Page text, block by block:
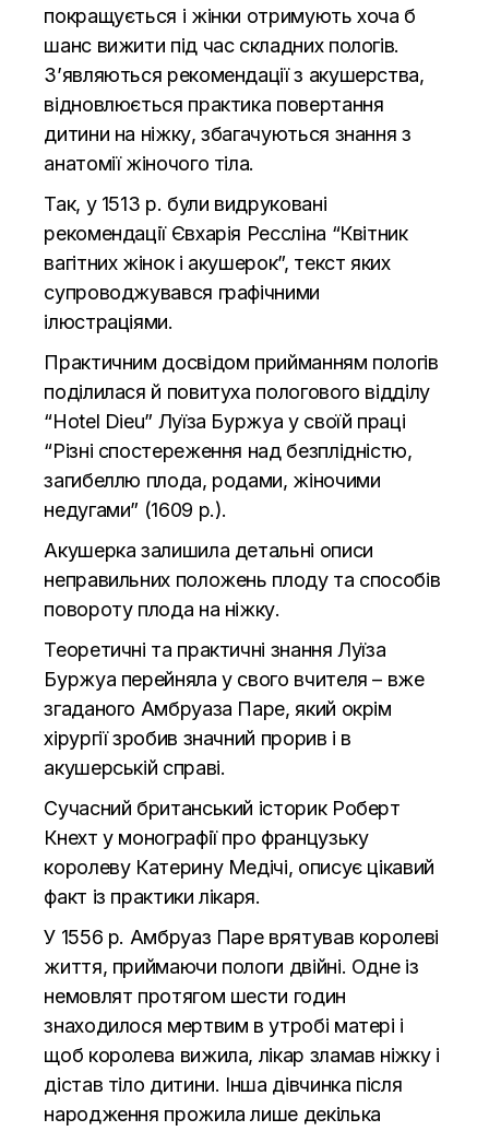
покращується і жінки отримують хоча б
шанс вижити під час складних пологів.
З’являються рекомендації з акушерства,
відновлюється практика повертання
дитини на ніжку, збагачуються знання з
анатомії жіночого тіла.
Так, у 1513 р. були видруковані
рекомендації Євхарія Рессліна “Квітник
вагітних жінок і акушерок”, текст яких
супроводжувався графічними
ілюстраціями.
Практичним досвідом прийманням пологів
поділилася й повитуха пологового відділу
“Hоtel Dieu” Луїза Буржуа у своїй праці
“Різні спостереження над безплідністю,
загибеллю плода, родами, жіночими
недугами” (1609 р.).
Акушерка залишила детальні описи
неправильних положень плоду та способів
повороту плода на ніжку.
Теоретичні та практичні знання Луїза
Буржуа перейняла у свого вчителя – вже
згаданого Амбруаза Паре, який окрім
хірургії зробив значний прорив і в
акушерській справі.
Сучасний британський історик Роберт
Кнехт у монографії про французьку
королеву Катерину Медічі, описує цікавий
факт із практики лікаря.
У 1556 р. Амбруаз Паре врятував королеві
життя, приймаючи пологи двійні. Одне із
немовлят протягом шести годин
знаходилося мертвим в утробі матері і
щоб королева вижила, лікар зламав ніжку і
дістав тіло дитини. Інша дівчинка після
народження прожила лише декілька